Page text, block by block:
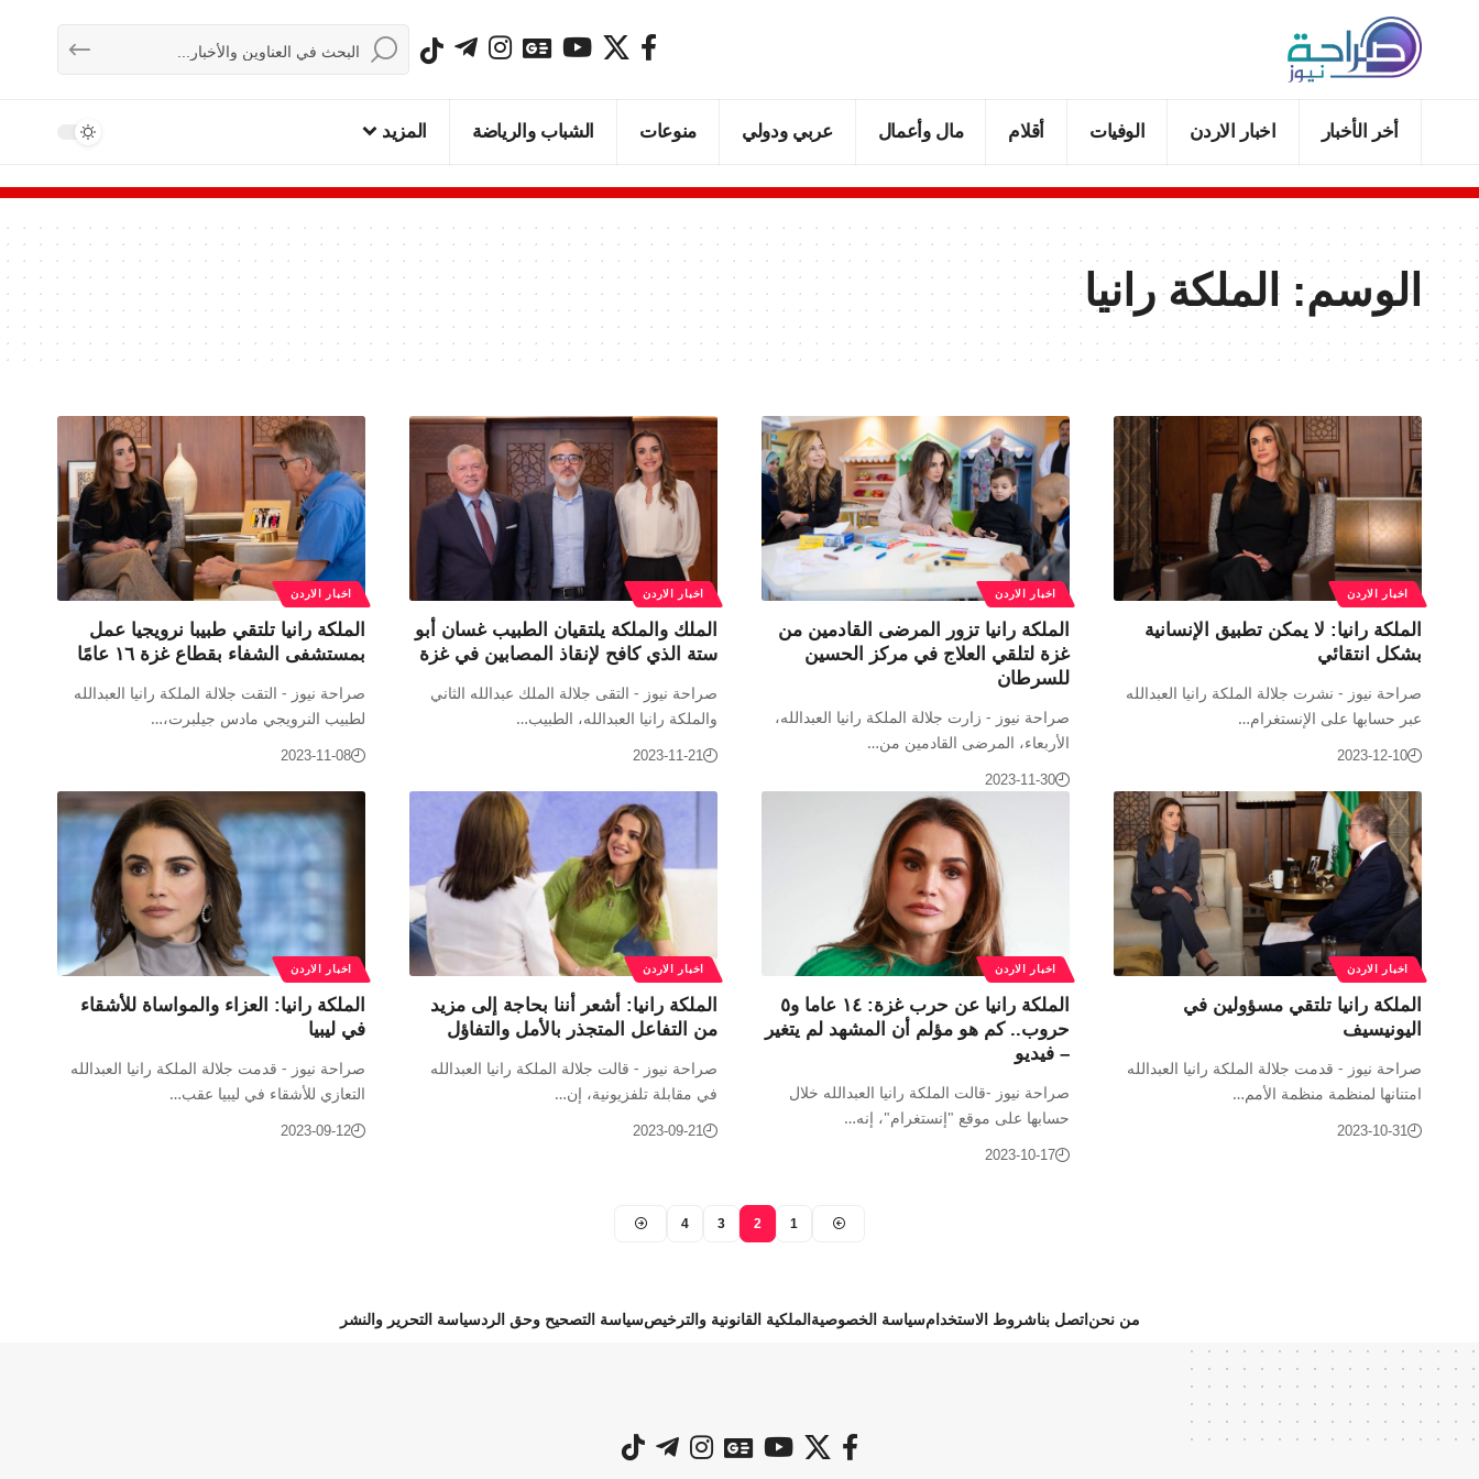
أخر الأخبار اخبار الاردن الوفيات أقلام مال وأعمال عربي ودولي منوعات الشباب والرياضة المزيد
الوسم: الملكة رانيا
اخبار الاردن
الملكة رانيا: لا يمكن تطبيق الإنسانية
بشكل انتقائي
صراحة نيوز - نشرت جلالة الملكة رانيا العبدالله
عبر حسابها على الإنستغرام…
2023-12-10
اخبار الاردن
الملكة رانيا تزور المرضى القادمين من
غزة لتلقي العلاج في مركز الحسين
للسرطان
صراحة نيوز - زارت جلالة الملكة رانيا العبدالله،
الأربعاء، المرضى القادمين من…
2023-11-30
اخبار الاردن
الملك والملكة يلتقيان الطبيب غسان أبو
ستة الذي كافح لإنقاذ المصابين في غزة
صراحة نيوز - التقى جلالة الملك عبدالله الثاني
والملكة رانيا العبدالله، الطبيب…
2023-11-21
اخبار الاردن
الملكة رانيا تلتقي طبيبا نرويجيا عمل
بمستشفى الشفاء بقطاع غزة ١٦ عامًا
صراحة نيوز - التقت جلالة الملكة رانيا العبدالله
لطبيب النرويجي مادس جيلبرت،…
2023-11-08
اخبار الاردن
الملكة رانيا تلتقي مسؤولين في
اليونيسيف
صراحة نيوز - قدمت جلالة الملكة رانيا العبدالله
امتنانها لمنظمة منظمة الأمم…
2023-10-31
اخبار الاردن
الملكة رانيا عن حرب غزة: ١٤ عاما و٥
حروب.. كم هو مؤلم أن المشهد لم يتغير
– فيديو
صراحة نيوز -قالت الملكة رانيا العبدالله خلال
حسابها على موقع "إنستغرام"، إنه…
2023-10-17
اخبار الاردن
الملكة رانيا: أشعر أننا بحاجة إلى مزيد
من التفاعل المتجذر بالأمل والتفاؤل
صراحة نيوز - قالت جلالة الملكة رانيا العبدالله
في مقابلة تلفزيونية، إن…
2023-09-21
اخبار الاردن
الملكة رانيا: العزاء والمواساة للأشقاء
في ليبيا
صراحة نيوز - قدمت جلالة الملكة رانيا العبدالله
التعازي للأشقاء في ليبيا عقب…
2023-09-12
1
2
3
4
من نحن اتصل بناشروط الاستخدامسياسة الخصوصية الملكية القانونية والترخيصسياسة التصحيح وحق الردسياسة التحرير والنشر